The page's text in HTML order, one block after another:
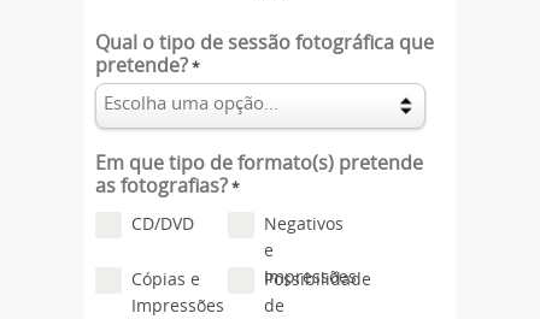
Qual o tipo de sessão fotográfica que
pretende? *
Em que tipo de formato(s) pretende
as fotografias? *
CD/DVD
Negativos
e
Impressões
Cópias e
Impressões
Possibilidade
de